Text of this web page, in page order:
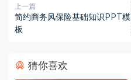
上一篇
简约商务风保险基础知识PPT模
板
猜你喜欢